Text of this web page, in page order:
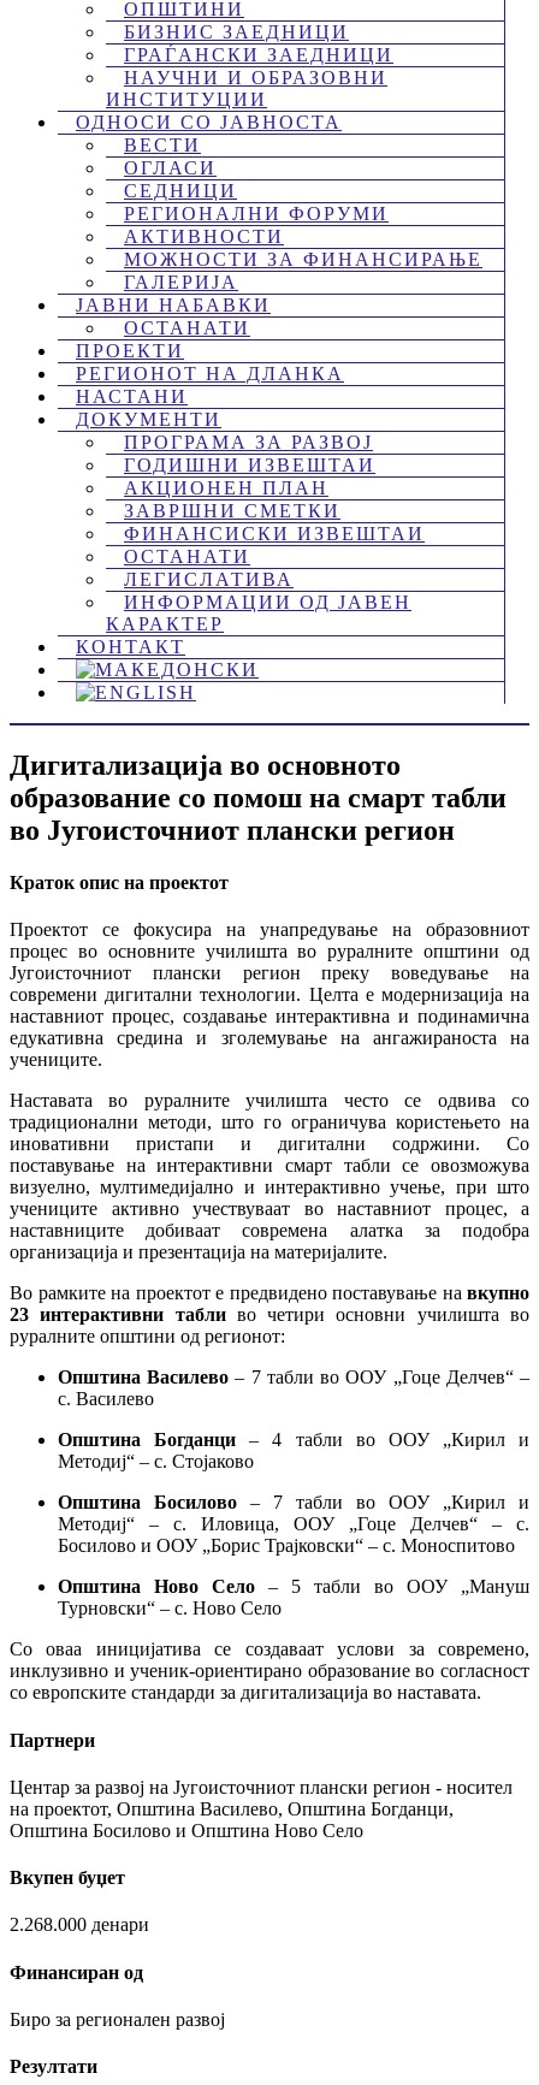
ОПШТИНИ
БИЗНИС ЗАЕДНИЦИ
ГРАЃАНСКИ ЗАЕДНИЦИ
НАУЧНИ И ОБРАЗОВНИ
ИНСТИТУЦИИ
ОДНОСИ СО ЈАВНОСТА
ВЕСТИ
ОГЛАСИ
СЕДНИЦИ
РЕГИОНАЛНИ ФОРУМИ
АКТИВНОСТИ
МОЖНОСТИ ЗА ФИНАНСИРАЊЕ
ГАЛЕРИЈА
ЈАВНИ НАБАВКИ
ОСТАНАТИ
ПРОЕКТИ
РЕГИОНОТ НА ДЛАНКА
НАСТАНИ
ДОКУМЕНТИ
ПРОГРАМА ЗА РАЗВОЈ
ГОДИШНИ ИЗВЕШТАИ
АКЦИОНЕН ПЛАН
ЗАВРШНИ СМЕТКИ
ФИНАНСИСКИ ИЗВЕШТАИ
ОСТАНАТИ
ЛЕГИСЛАТИВА
ИНФОРМАЦИИ ОД ЈАВЕН
КАРАКТЕР
КОНТАКТ
Дигитализација во основното
образование со помош на смарт табли
во Југоисточниот плански регион
Краток опис на проектот
Проектот се фокусира на унапредување на образовниот
процес во основните училишта во руралните општини од
Југоисточниот плански регион преку воведување на
современи дигитални технологии. Целта е модернизација на
наставниот процес, создавање интерактивна и подинамична
едукативна средина и зголемување на ангажираноста на
учениците.
Наставата во руралните училишта често се одвива со
традиционални методи, што го ограничува користењето на
иновативни пристапи и дигитални содржини. Со
поставување на интерактивни смарт табли се овозможува
визуелно, мултимедијално и интерактивно учење, при што
учениците активно учествуваат во наставниот процес, а
наставниците добиваат современа алатка за подобра
организација и презентација на материјалите.
Во рамките на проектот е предвидено поставување на вкупно
23 интерактивни табливо четири основни училишта во
руралните општини од регионот:
Општина Василево – 7 табли во ООУ „Гоце Делчев“ –
с. Василево
Општина Богданци – 4 табли во ООУ „Кирил и
Методиј“ – с. Стојаково
Општина Босилово – 7 табли во ООУ „Кирил и
Методиј“ – с. Иловица, ООУ „Гоце Делчев“ – с.
Босилово и ООУ „Борис Трајковски“ – с. Моноспитово
Општина Ново Село – 5 табли во ООУ „Мануш
Турновски“ – с. Ново Село
Со оваа иницијатива се создаваат услови за современо,
инклузивно и ученик-ориентирано образование во согласност
со европските стандарди за дигитализација во наставата.
Партнери
Центар за развој на Југоисточниот плански регион - носител
на проектот, Општина Василево, Општина Богданци,
Општина Босилово и Општина Ново Село
Вкупен буџет
2.268.000 денари
Финансиран од
Биро за регионален развој
Резултати